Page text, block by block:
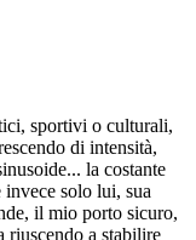
sportivi o culturali,
di intensità,
la costante
invece solo lui, sua
il mio porto sicuro,
riuscendo a stabilire